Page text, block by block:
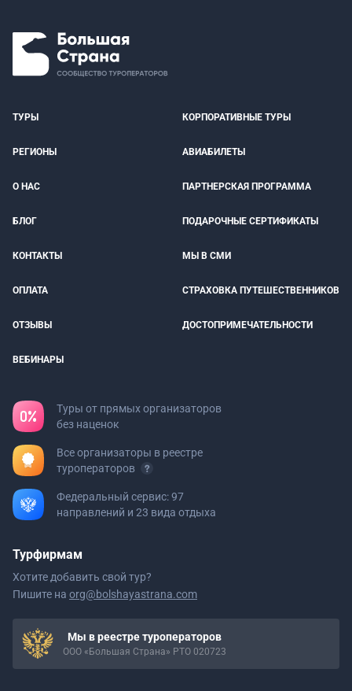
ТУРЫ КОРПОРАТИВНЫЕ ТУРЫ
РЕГИОНЫ АВИАБИЛЕТЫ
О НАС ПАРТНЕРСКАЯ ПРОГРАММА
БЛОГ ПОДАРОЧНЫЕ СЕРТИФИКАТЫ
КОНТАКТЫ МЫ В СМИ
ОПЛАТА СТРАХОВКА ПУТЕШЕСТВЕННИКОВ
ОТЗЫВЫ ДОСТОПРИМЕЧАТЕЛЬНОСТИ
ВЕБИНАРЫ
Туры от прямых организаторов
без наценок
Все организаторы в реестре
туроператоров
Федеральный сервис: 97
направлений и 23 вида отдыха
Турфирмам
Хотите добавить свой тур?
Пишите на org@bolshayastrana.com
Мы в реестре туроператоров
ООО «Большая Страна» РТО 020723